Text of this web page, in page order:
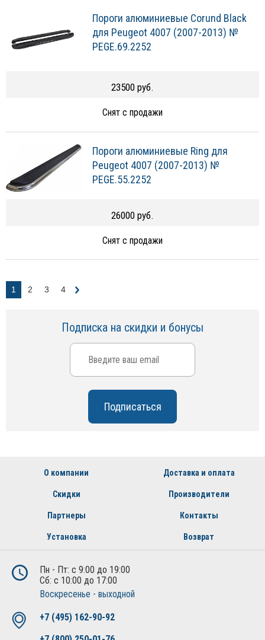
Пороги алюминиевые Corund Black
для Peugeot 4007 (2007-2013) №
PEGE.69.2252
23500 руб.
Снят с продажи
Пороги алюминиевые Ring для
Peugeot 4007 (2007-2013) №
PEGE.55.2252
26000 руб.
Снят с продажи
1 2 3 4
Подписка на скидки и бонусы
О компании Доставка и оплата
Скидки Производители
Партнеры Контакты
Установка Возврат
Пн - Пт: с 9:00 до 19:00
Сб: с 10:00 до 17:00
Воскресенье - выходной
+7 (495) 162-90-92